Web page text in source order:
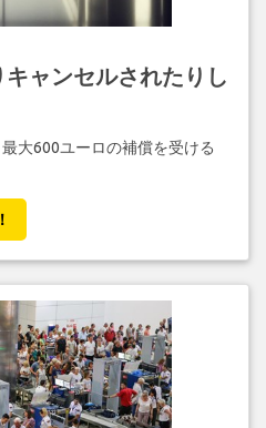
ャンセルされたりし
大600ユーロの補償を受ける